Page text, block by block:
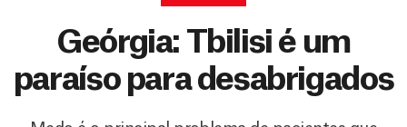
Geórgia: Tbilisi é um
paraíso para desabrigados